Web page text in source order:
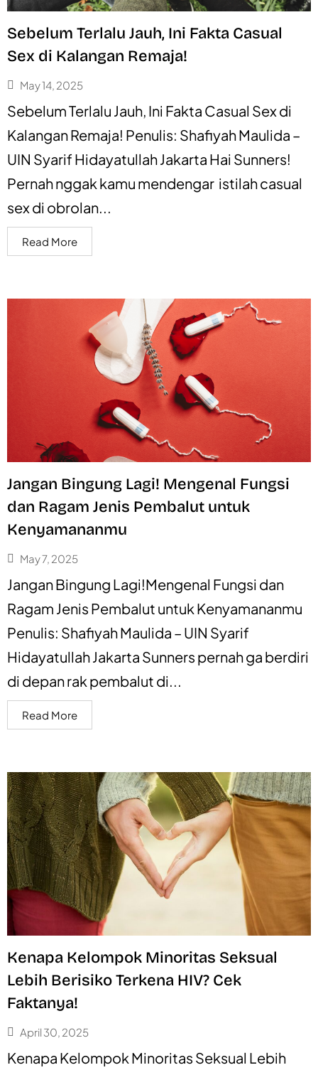
Sebelum Terlalu Jauh, Ini Fakta Casual
Sex di Kalangan Remaja!
May 14, 2025
Sebelum Terlalu Jauh, Ini Fakta Casual Sex di
Kalangan Remaja! Penulis: Shafiyah Maulida –
UIN Syarif Hidayatullah Jakarta Hai Sunners!
Pernah nggak kamu mendengar istilah casual
sex di obrolan...
Read More
Jangan Bingung Lagi! Mengenal Fungsi
dan Ragam Jenis Pembalut untuk
Kenyamananmu
May 7, 2025
Jangan Bingung Lagi!Mengenal Fungsi dan
Ragam Jenis Pembalut untuk Kenyamananmu
Penulis: Shafiyah Maulida – UIN Syarif
Hidayatullah Jakarta Sunners pernah ga berdiri
di depan rak pembalut di...
Read More
Kenapa Kelompok Minoritas Seksual
Lebih Berisiko Terkena HIV? Cek
Faktanya!
April 30, 2025
Kenapa Kelompok Minoritas Seksual Lebih